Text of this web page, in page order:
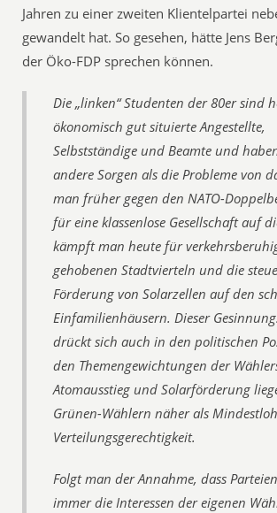
Jahren zu einer zweiten Klientelpartei
gewandelt hat. So gesehen, hätte Jens
der Öko-FDP sprechen können.
Die „linken“ Studenten der 80er sind
ökonomisch gut situierte Angestellte,
Selbstständige und Beamte und
andere Sorgen als die Probleme von
man früher gegen den NATO-
für eine klassenlose Gesellschaft auf
kämpft man heute für
gehobenen Stadtvierteln und die
Förderung von Solarzellen auf den
Einfamilienhäusern. Dieser
drückt sich auch in den politischen
den Themengewichtungen der
Atomausstieg und Solarförderung
Grünen-Wählern näher als
Verteilungsgerechtigkeit.
Folgt man der Annahme, dass
immer die Interessen der eigenen